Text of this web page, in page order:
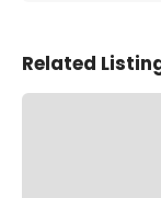
Related